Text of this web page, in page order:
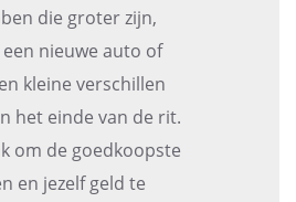
die groter zijn,
nieuwe auto of
kleine verschillen
het einde van de rit.
om de goedkoopste
en jezelf geld te